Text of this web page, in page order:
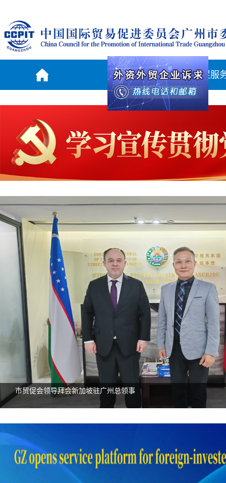
贸促新闻 贸促服
链通全球，广州有“招”——11家穗企组团亮相第四届链博会
广州市贸促会成功举办中国（广州）—美国金融服务业政企圆桌交
市贸促会会见印度驻广州总领事
市贸促会领导拜会新加坡驻广州总领事
市贸促会拜会葡萄牙驻广州总领事